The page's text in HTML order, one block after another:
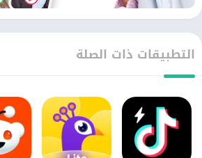
التطبيقات ذات الصلة